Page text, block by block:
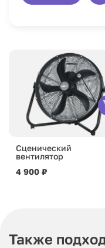
Сценический
вентилятор
4 900 ₽
Также